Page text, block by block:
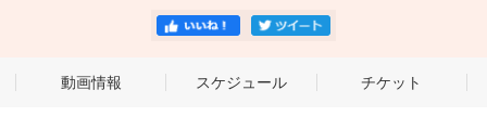
動画情報 スケジュール チケット